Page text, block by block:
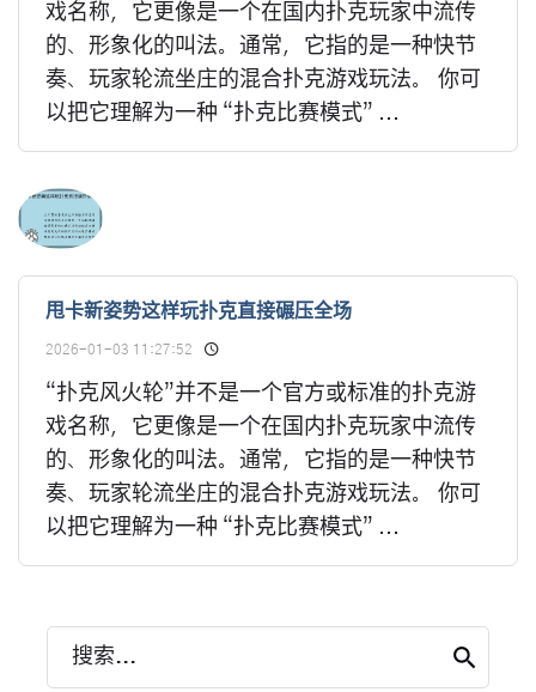
戏名称，它更像是一个在国内扑克玩家中流传
的、形象化的叫法。通常，它指的是一种快节
奏、玩家轮流坐庄的混合扑克游戏玩法。 你可
以把它理解为一种 “扑克比赛模式” ...
甩卡新姿势这样玩扑克直接碾压全场
2026-01-03 11:27:52
“扑克风火轮”并不是一个官方或标准的扑克游
戏名称，它更像是一个在国内扑克玩家中流传
的、形象化的叫法。通常，它指的是一种快节
奏、玩家轮流坐庄的混合扑克游戏玩法。 你可
以把它理解为一种 “扑克比赛模式” ...
搜索...